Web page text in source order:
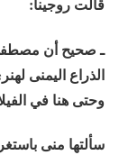
قالت روجينا:
ـ صحيح أن
الذراع اليمنى
وحتى هنا في
سألتها منى